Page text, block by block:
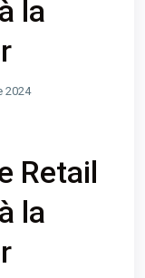
la
2024
Retail
la